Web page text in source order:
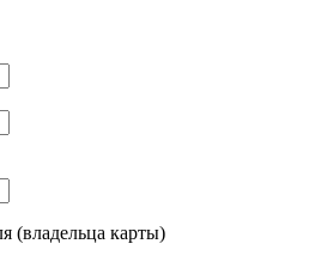
(владельца карты)